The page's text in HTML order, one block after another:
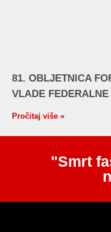
81. OBLJETNICA
VLADE FEDERALNE
Pročitaj više »
"Smrt